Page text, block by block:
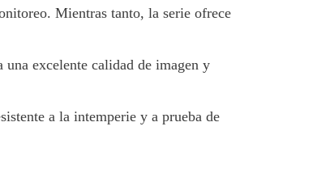
Mientras tanto, la serie ofrece
excelente calidad de imagen y
a la intemperie y a prueba de